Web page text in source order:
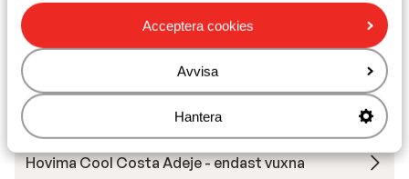
Acceptera cookies
Avvisa
Hantera
Landmar Playa La Arena Oceanfront Hotel
Atlantic Mirage Suites & Spa
Iberostar Waves Bouganville Playa
Hovima Cool Costa Adeje - endast vuxna